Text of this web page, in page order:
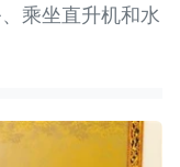
乘坐直升机和水